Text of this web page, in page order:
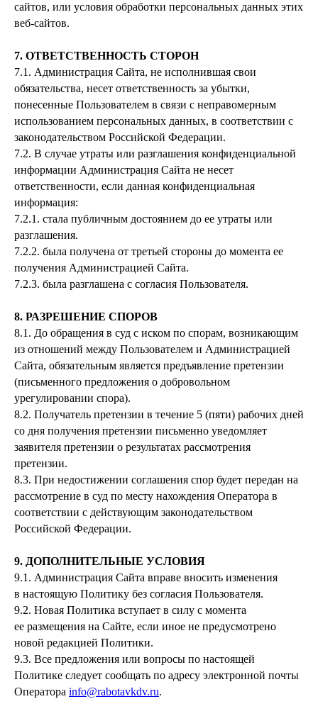
сайтов, или условия обработки персональных данных этих
веб-сайтов.
7. ОТВЕТСТВЕННОСТЬ СТОРОН
7.1. Администрация Сайта, не исполнившая свои
обязательства, несет ответственность за убытки,
понесенные Пользователем в связи с неправомерным
использованием персональных данных, в соответствии с
законодательством Российской Федерации.
7.2. В случае утраты или разглашения конфиденциальной
информации Администрация Сайта не несет
ответственности, если данная конфиденциальная
информация:
7.2.1. стала публичным достоянием до ее утраты или
разглашения.
7.2.2. была получена от третьей стороны до момента ее
получения Администрацией Сайта.
7.2.3. была разглашена с согласия Пользователя.
8. РАЗРЕШЕНИЕ СПОРОВ
8.1. До обращения в суд с иском по спорам, возникающим
из отношений между Пользователем и Администрацией
Сайта, обязательным является предъявление претензии
(письменного предложения о добровольном
урегулировании спора).
8.2. Получатель претензии в течение 5 (пяти) рабочих дней
со дня получения претензии письменно уведомляет
заявителя претензии о результатах рассмотрения
претензии.
8.3. При недостижении соглашения спор будет передан на
рассмотрение в суд по месту нахождения Оператора в
соответствии с действующим законодательством
Российской Федерации.
9. ДОПОЛНИТЕЛЬНЫЕ УСЛОВИЯ
9.1. Администрация Сайта вправе вносить изменения
в настоящую Политику без согласия Пользователя.
9.2. Новая Политика вступает в силу с момента
ее размещения на Сайте, если иное не предусмотрено
новой редакцией Политики.
9.3. Все предложения или вопросы по настоящей
Политике следует сообщать по адресу электронной почты
Оператора info@rabotavkdv.ru.